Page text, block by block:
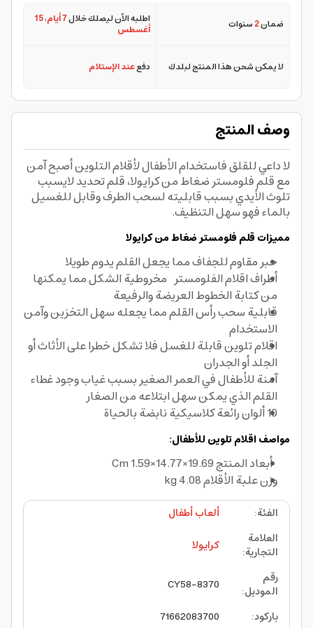
ضمان2سنوات اطلبه الآن ليصلك خلال7 أيام ،15
أغسطس
لا يمكن شحن هذا المنتج لبلدك دفععند الإستلام
وصف المنتج
لا داعي للقلق فاستخدام الأطفال لأقلام التلوين أصبح آمن
مع قلم فلومستر ضغاط من كرايولا، قلم تحديد لايسبب
تلوث الأيدي بسبب قابليته لسحب الطرف وقابل للغسيل
بالماء فهو سهل التنظيف.
مميزات قلم فلومستر ضغاط من كرايولا
حبر مقاوم للجفاف مما يجعل القلم يدوم طويلا
أطراف اقلام الفلومستر مخروطية الشكل مما يمكنها
من كتابة الخطوط العريضة والرفيعة
قابلية سحب رأس القلم مما يجعله سهل التخزين وآمن
الاستخدام
اقلام تلوين قابلة للغسل فلا تشكل خطرا على الأثاث أو
الجلد أو الجدران
آمنة للأطفال في العمر الصغير بسبب غياب وجود غطاء
القلم الذي يمكن سهل ابتلاعه من الصغار
10 ألوان رائعة كلاسيكية نابضة بالحياة
مواصف اقلام تلوين للأطفال:
أبعاد المنتج Cm 1.59×14.77×19.69
وزن علبة الأقلام 4.08 kg
الفئة:
ألعاب أطفال
العلامة
التجارية:
كرايولا
رقم
الموديل:
CY58-8370
باركود:
71662083700